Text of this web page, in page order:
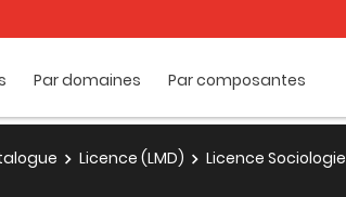
Par domaines Par composantes
Licence (LMD) Licence Sociologie